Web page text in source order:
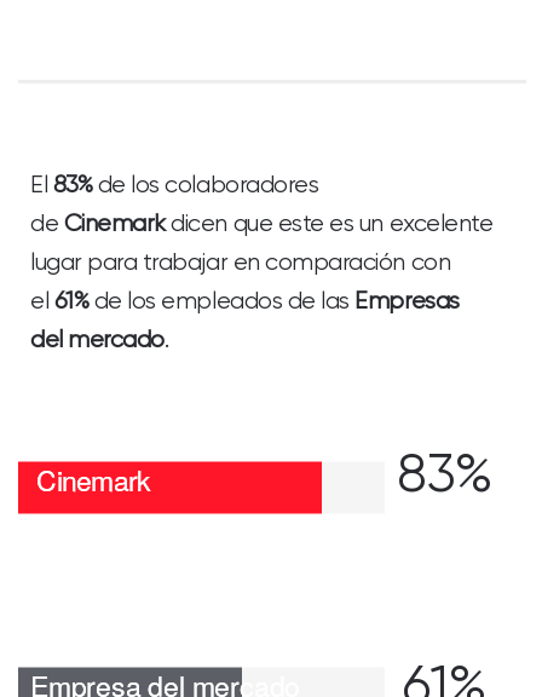
El 83%de los colaboradores
de Cinemarkdicen que este es un excelente
lugar para trabajar en comparación con
el 61%de los empleados de las Empresas
del mercado.
83%